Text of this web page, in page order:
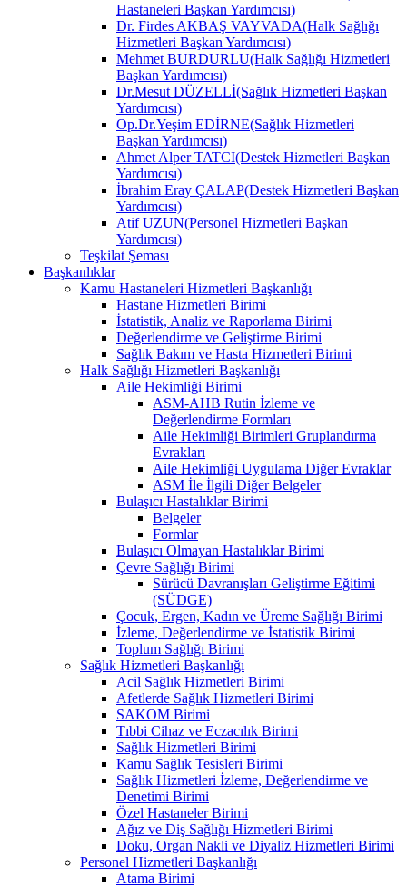
Hastaneleri Başkan Yardımcısı)
Dr. Firdes AKBAŞ VAYVADA(Halk Sağlığı
Hizmetleri Başkan Yardımcısı)
Mehmet BURDURLU(Halk Sağlığı Hizmetleri
Başkan Yardımcısı)
Dr.Mesut DÜZELLİ(Sağlık Hizmetleri Başkan
Yardımcısı)
Op.Dr.Yeşim EDİRNE(Sağlık Hizmetleri
Başkan Yardımcısı)
Ahmet Alper TATCI(Destek Hizmetleri Başkan
Yardımcısı)
İbrahim Eray ÇALAP(Destek Hizmetleri Başkan
Yardımcısı)
Atif UZUN(Personel Hizmetleri Başkan
Yardımcısı)
Teşkilat Şeması
Başkanlıklar
Kamu Hastaneleri Hizmetleri Başkanlığı
Hastane Hizmetleri Birimi
İstatistik, Analiz ve Raporlama Birimi
Değerlendirme ve Geliştirme Birimi
Sağlık Bakım ve Hasta Hizmetleri Birimi
Halk Sağlığı Hizmetleri Başkanlığı
Aile Hekimliği Birimi
ASM-AHB Rutin İzleme ve
Değerlendirme Formları
Aile Hekimliği Birimleri Gruplandırma
Evrakları
Aile Hekimliği Uygulama Diğer Evraklar
ASM İle İlgili Diğer Belgeler
Bulaşıcı Hastalıklar Birimi
Belgeler
Formlar
Bulaşıcı Olmayan Hastalıklar Birimi
Çevre Sağlığı Birimi
Sürücü Davranışları Geliştirme Eğitimi
(SÜDGE)
Çocuk, Ergen, Kadın ve Üreme Sağlığı Birimi
İzleme, Değerlendirme ve İstatistik Birimi
Toplum Sağlığı Birimi
Sağlık Hizmetleri Başkanlığı
Acil Sağlık Hizmetleri Birimi
Afetlerde Sağlık Hizmetleri Birimi
SAKOM Birimi
Tıbbi Cihaz ve Eczacılık Birimi
Sağlık Hizmetleri Birimi
Kamu Sağlık Tesisleri Birimi
Sağlık Hizmetleri İzleme, Değerlendirme ve
Denetimi Birimi
Özel Hastaneler Birimi
Ağız ve Diş Sağlığı Hizmetleri Birimi
Doku, Organ Nakli ve Diyaliz Hizmetleri Birimi
Personel Hizmetleri Başkanlığı
Atama Birimi